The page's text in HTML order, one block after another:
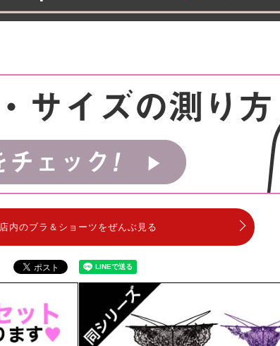
店内のブラ＆ショーツをぜんぶ見る